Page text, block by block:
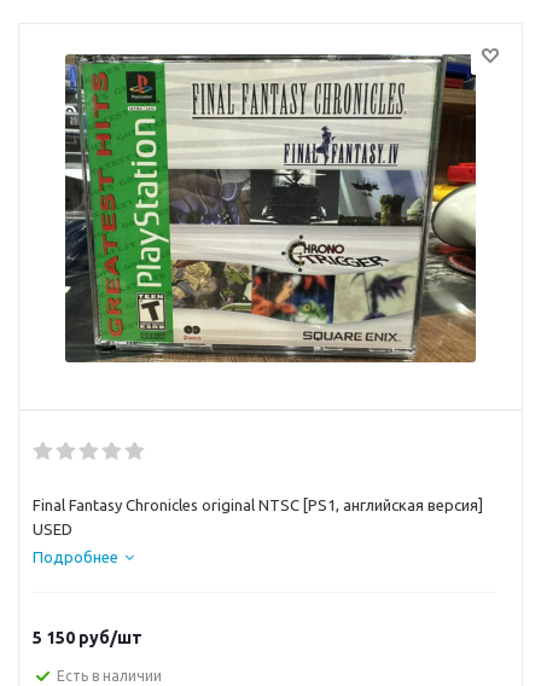
Final Fantasy Chronicles original NTSC [PS1, английская версия]
USED
Подробнее
5 150 руб/шт
Есть в наличии